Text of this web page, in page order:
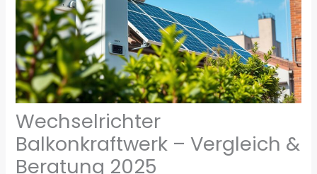
Wechselrichter
Balkonkraftwerk – Vergleich &
Beratung 2025